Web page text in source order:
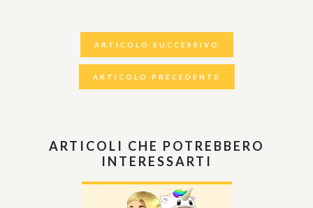
ARTICOLO SUCCESSIVO
ARTICOLO PRECEDENTE
ARTICOLI CHE POTREBBERO
INTERESSARTI